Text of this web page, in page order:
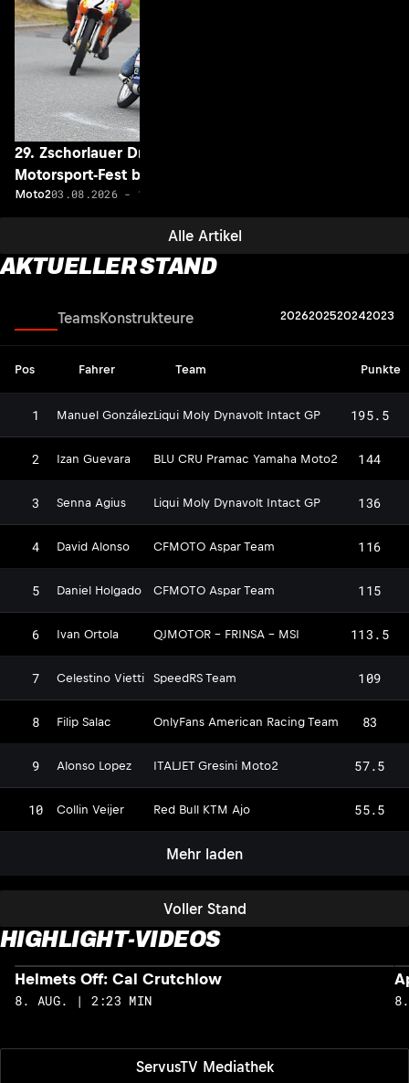
Alle Artikel
29. Zschorlauer Dreieckrennen: Historisches
Motorsport-Fest begeisterte
Moto203.08.2026 - 18:01
AKTUELLER STAND
Voller Stand
TeamsKonstrukteure 2026202520242023
Pos Fahrer Team Punkte
1 Manuel GonzálezLiqui Moly Dynavolt Intact GP 195.5
2 Izan Guevara BLU CRU Pramac Yamaha Moto2 144
3 Senna Agius Liqui Moly Dynavolt Intact GP 136
4 David Alonso CFMOTO Aspar Team 116
5 Daniel Holgado CFMOTO Aspar Team 115
6 Ivan Ortola QJMOTOR - FRINSA - MSI 113.5
7 Celestino Vietti SpeedRS Team 109
8 Filip Salac OnlyFans American Racing Team 83
9 Alonso Lopez ITALJET Gresini Moto2 57.5
10 Collin Veijer Red Bull KTM Ajo 55.5
Mehr laden
HIGHLIGHT-VIDEOS
ServusTV Mediathek
Helmets Off: Cal Crutchlow
8. AUG. | 2:23 MIN